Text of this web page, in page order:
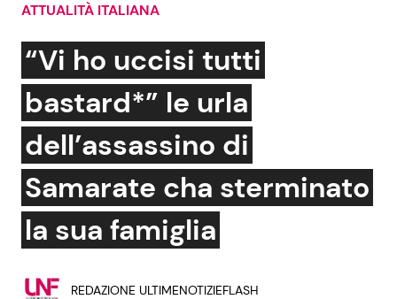
Cerca:
News e Cronaca
Attualità Italiana
Dal Mondo
Economia
Persone Scomparse
Gossip e TV
Bellezze VIP
Coppie VIP
Fiction e Serie TV
ATTUALITÀ ITALIANA
“Vi ho uccisi tutti
bastard*” le urla
dell’assassino di
Samarate cha sterminato
la sua famiglia
REDAZIONE ULTIMENOTIZIEFLASH